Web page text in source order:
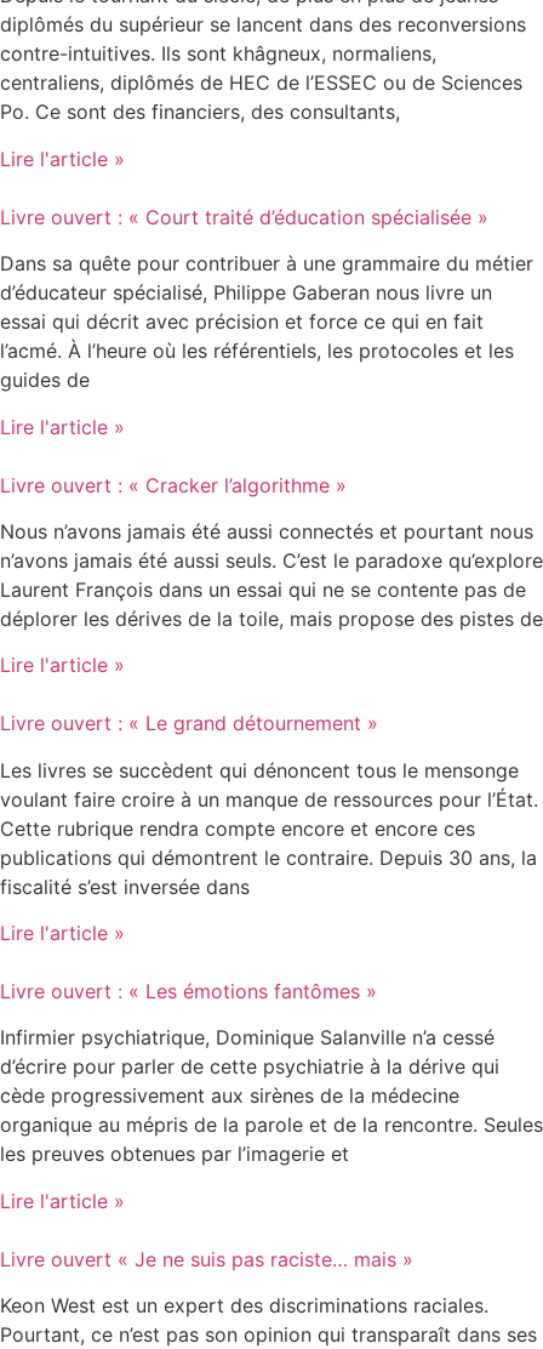
diplômés du supérieur se lancent dans des reconversions
contre-intuitives. Ils sont khâgneux, normaliens,
centraliens, diplômés de HEC de l’ESSEC ou de Sciences
Po. Ce sont des financiers, des consultants,
Lire l'article »
Livre ouvert : « Court traité d’éducation spécialisée »
Dans sa quête pour contribuer à une grammaire du métier
d’éducateur spécialisé, Philippe Gaberan nous livre un
essai qui décrit avec précision et force ce qui en fait
l’acmé. À l’heure où les référentiels, les protocoles et les
guides de
Lire l'article »
Livre ouvert : « Cracker l’algorithme »
Nous n’avons jamais été aussi connectés et pourtant nous
n’avons jamais été aussi seuls. C’est le paradoxe qu’explore
Laurent François dans un essai qui ne se contente pas de
déplorer les dérives de la toile, mais propose des pistes de
Lire l'article »
Livre ouvert : « Le grand détournement »
Les livres se succèdent qui dénoncent tous le mensonge
voulant faire croire à un manque de ressources pour l’État.
Cette rubrique rendra compte encore et encore ces
publications qui démontrent le contraire. Depuis 30 ans, la
fiscalité s’est inversée dans
Lire l'article »
Livre ouvert : « Les émotions fantômes »
Infirmier psychiatrique, Dominique Salanville n’a cessé
d’écrire pour parler de cette psychiatrie à la dérive qui
cède progressivement aux sirènes de la médecine
organique au mépris de la parole et de la rencontre. Seules
les preuves obtenues par l’imagerie et
Lire l'article »
Livre ouvert « Je ne suis pas raciste… mais »
Keon West est un expert des discriminations raciales.
Pourtant, ce n’est pas son opinion qui transparaît dans ses